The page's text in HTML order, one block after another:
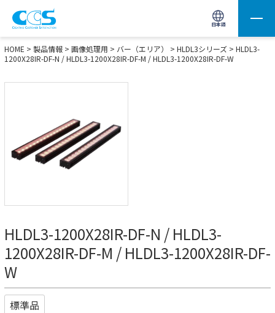
日本語
画像処理用の製品検索 サイト内検索(Enterで実行)
HOME > 製品情報 > 画像処理用 > バー（エリア） > HLDL3シリーズ > HLDL3-
1200X28IR-DF-N / HLDL3-1200X28IR-DF-M / HLDL3-1200X28IR-DF-W
HLDL3-1200X28IR-DF-N / HLDL3-
1200X28IR-DF-M / HLDL3-1200X28IR-DF-
W
標準品